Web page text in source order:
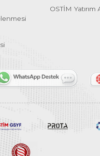
OSTİM Yatırım